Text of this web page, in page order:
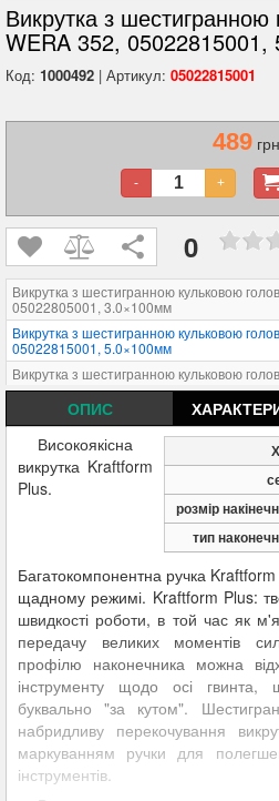
Викрутка з
WERA 352,
Код: 1000492 | Артикул: 05022815001
489
- +
0
Викрутка з шестигранною кульковою
05022805001, 3.0×100мм
Викрутка з шестигранною кульковою
05022815001, 5.0×100мм
Викрутка з шестигранною кульковою
05138070001, 2.5×100мм
Викрутка з шестигранною кульковою
05022820001, 6.0×125мм
Викрутка з шестигранною кульковою
05022795001, 1.5×60мм
Викрутка з шестигранною кульковою
Викрутка з шестигранною кульковою
05022810001, 4.0×100мм
Викрутка з шестигранною кульковою
05022825001, 8.0×150мм
Викрутка з шестигранною кульковою
05022830001, 10.0×150мм
Викрутка з шестигранною кульковою
05022835001, 12.0×150мм
Викрутка з шестигранною кульковою
05022905001, 5/32"×100мм
Викрутка з шестигранною кульковою
05022910001, 3/16"×100мм
Викрутка з шестигранною кульковою
ОПИС
розмір
тип
Високоякісна
викрутка Kraftform
Plus.
Багатокомпонентна ручка
щадному режимі. Kraftform Plus:
швидкості роботи, в той час як
передачу великих моментів
профілю наконечника можна
інструменту щодо осі гвинта,
буквально "за кутом".
набридливу перекочування
маркуванням ручки для
інструментів.